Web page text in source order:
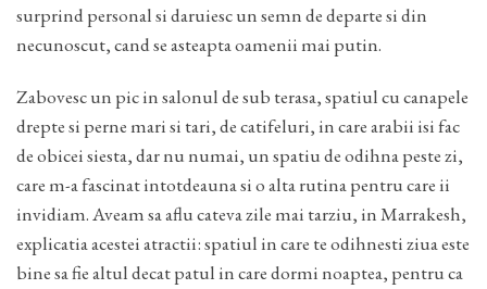
surprind personal si daruiesc un semn de departe si din
necunoscut, cand se asteapta oamenii mai putin.
Zabovesc un pic in salonul de sub terasa, spatiul cu canapele
drepte si perne mari si tari, de catifeluri, in care arabii isi fac
de obicei siesta, dar nu numai, un spatiu de odihna peste zi,
care m-a fascinat intotdeauna si o alta rutina pentru care ii
invidiam. Aveam sa aflu cateva zile mai tarziu, in Marrakesh,
explicatia acestei atractii: spatiul in care te odihnesti ziua este
bine sa fie altul decat patul in care dormi noaptea, pentru ca